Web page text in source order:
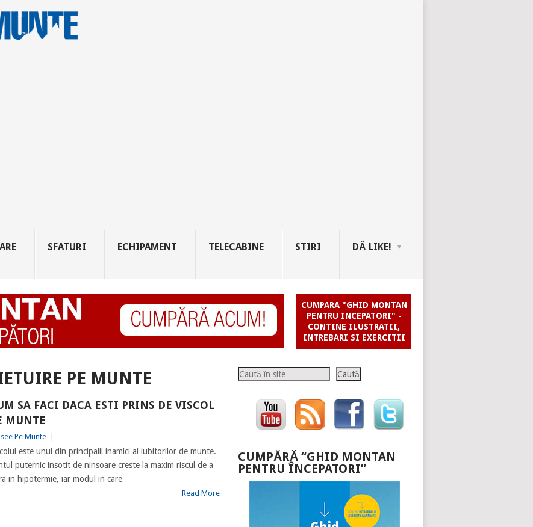
SFATURI ECHIPAMENT TELECABINE STIRI DĂ LIKE!
CUMPARA "GHID MONTAN
PENTRU INCEPATORI" -
CONTINE ILUSTRATII,
INTREBARI SI EXERCITII
PE MUNTE
SA FACI DACA ESTI PRINS DE VISCOL
MUNTE
Pe Munte
este unul din principalii inamici ai iubitorilor de munte.
puternic insotit de ninsoare creste la maxim riscul de a
in hipotermie, iar modul in care
Read More
Caută Caută
CUMPĂRĂ “GHID MONTAN
PENTRU ÎNCEPATORI”